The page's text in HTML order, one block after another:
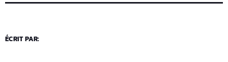
ÉCRIT PAR: